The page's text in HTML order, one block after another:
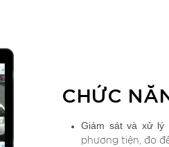
CHỨC
Giám sát và xử lý
phương tiện, đo